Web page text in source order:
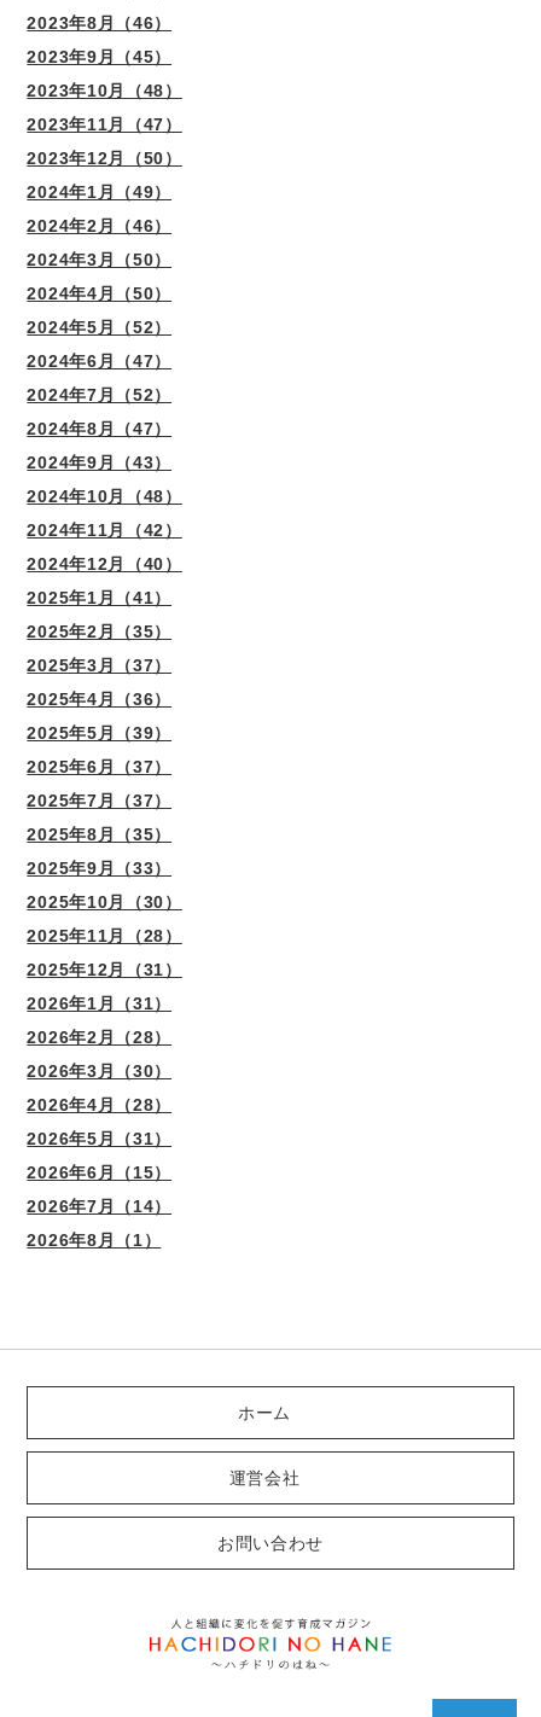
2023年8月（46）
2023年9月（45）
2023年10月（48）
2023年11月（47）
2023年12月（50）
2024年1月（49）
2024年2月（46）
2024年3月（50）
2024年4月（50）
2024年5月（52）
2024年6月（47）
2024年7月（52）
2024年8月（47）
2024年9月（43）
2024年10月（48）
2024年11月（42）
2024年12月（40）
2025年1月（41）
2025年2月（35）
2025年3月（37）
2025年4月（36）
2025年5月（39）
2025年6月（37）
2025年7月（37）
2025年8月（35）
2025年9月（33）
2025年10月（30）
2025年11月（28）
2025年12月（31）
2026年1月（31）
2026年2月（28）
2026年3月（30）
2026年4月（28）
2026年5月（31）
2026年6月（15）
2026年7月（14）
2026年8月（1）
ホーム
運営会社
お問い合わせ